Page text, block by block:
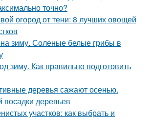
точно?
огород от тени: 8 лучших овощей
зиму. Соленые белые грибы в
зиму. Как правильно подготовить
деревья сажают осенью.
деревьев
участков: как выбрать и